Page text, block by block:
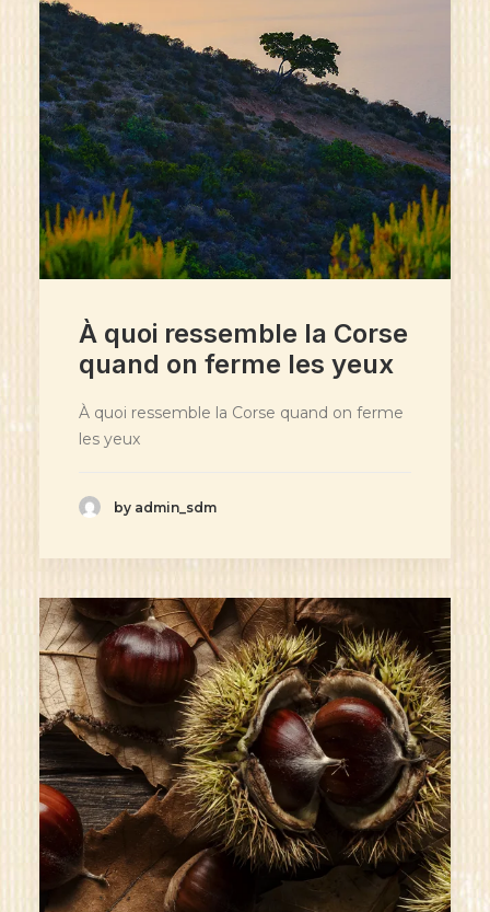
À quoi ressemble la Corse
quand on ferme les yeux
À quoi ressemble la Corse quand on ferme
les yeux
by admin_sdm